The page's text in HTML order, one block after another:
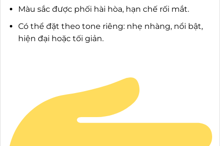
Màu sắc được phối hài hòa, hạn chế rối mắt.
Có thể đặt theo tone riêng: nhẹ nhàng, nổi bật,
hiện đại hoặc tối giản.